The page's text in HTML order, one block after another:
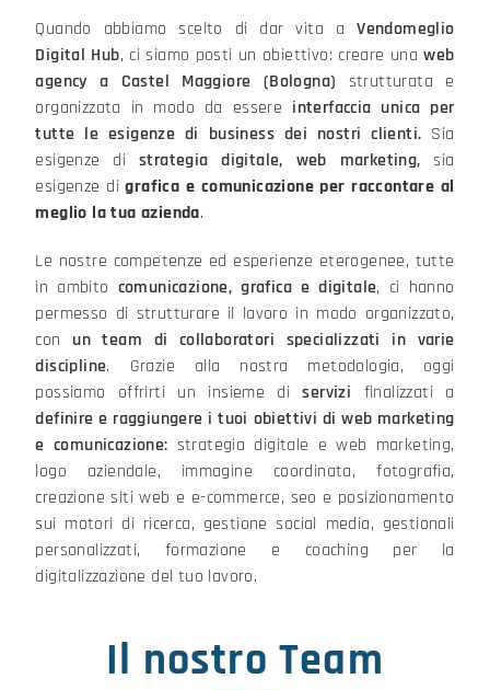
Quando abbiamo scelto di dar vita aVendomeglio
Digital Hub, ci siamo posti un obiettivo: creare unaweb
agency a Castel Maggiore (Bologna) strutturata e
organizzata in modo da essere interfaccia unica per
tutte le esigenze di business dei nostri clienti. Sia
esigenze di strategia digitale, web marketing,sia
esigenze digrafica e comunicazione per raccontare al
meglio la tua azienda.
Le nostre competenze ed esperienze eterogenee, tutte
in ambito comunicazione, grafica e digitale, ci hanno
permesso di strutturare il lavoro in modo organizzato,
con un team di collaboratori specializzati in varie
discipline. Grazie alla nostra metodologia, oggi
possiamo offrirti un insieme diservizi
finalizzati a
definire e raggiungere i tuoi obiettivi di web marketing
e comunicazione: strategia digitale e web marketing,
logo aziendale, immagine coordinata, fotografia,
creazione siti web e e-commerce, seo e posizionamento
sui motori di ricerca, gestione social media, gestionali
personalizzati, formazione e coaching per la
digitalizzazione del tuo lavoro.
Il nostro Team